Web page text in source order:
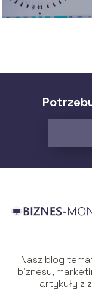
Nasz blog
biznesu,
artykuły z